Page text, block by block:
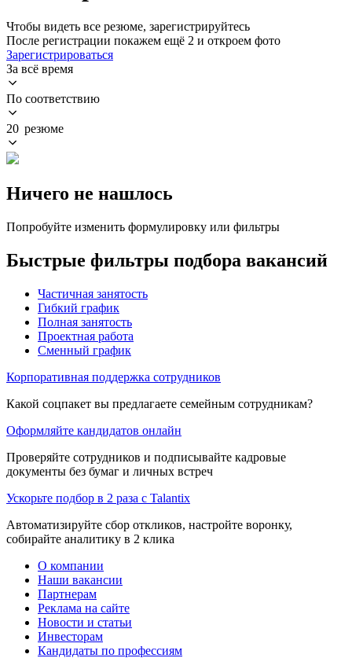
Чтобы видеть все резюме, зарегистрируйтесь
После регистрации покажем ещё 2 и откроем фото
Зарегистрироваться
За всё время
По соответствию
20 резюме
Ничего не нашлось
Попробуйте изменить формулировку или фильтры
Быстрые фильтры подбора вакансий
Частичная занятость
Гибкий график
Полная занятость
Проектная работа
Сменный график
Корпоративная поддержка сотрудников
Какой соцпакет вы предлагаете семейным сотрудникам?
Оформляйте кандидатов онлайн
Проверяйте сотрудников и подписывайте кадровые
документы без бумаг и личных встреч
Ускорьте подбор в 2 раза с Talantix
Автоматизируйте сбор откликов, настройте воронку,
собирайте аналитику в 2 клика
О компании
Наши вакансии
Партнерам
Реклама на сайте
Новости и статьи
Инвесторам
Кандидаты по профессиям